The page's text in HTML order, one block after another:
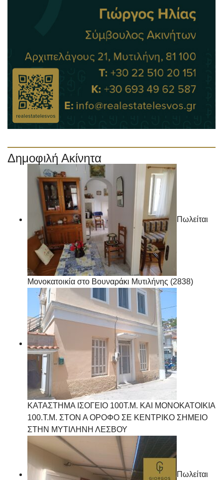
Δημοφιλή Ακίνητα
Πωλείται
Μονοκατοικία στο Βουναράκι Μυτιλήνης (2838)
ΚΑΤΑΣΤΗΜΑ ΙΣΟΓΕΙΟ 100Τ.Μ. ΚΑΙ ΜΟΝΟΚΑΤΟΙΚΙΑ
100.Τ.Μ. ΣΤΟΝ Α ΟΡΟΦΟ ΣΕ ΚΕΝΤΡΙΚΟ ΣΗΜΕΙΟ
ΣΤΗΝ ΜΥΤΙΛΗΝΗ ΛΕΣΒΟΥ
Πωλείται